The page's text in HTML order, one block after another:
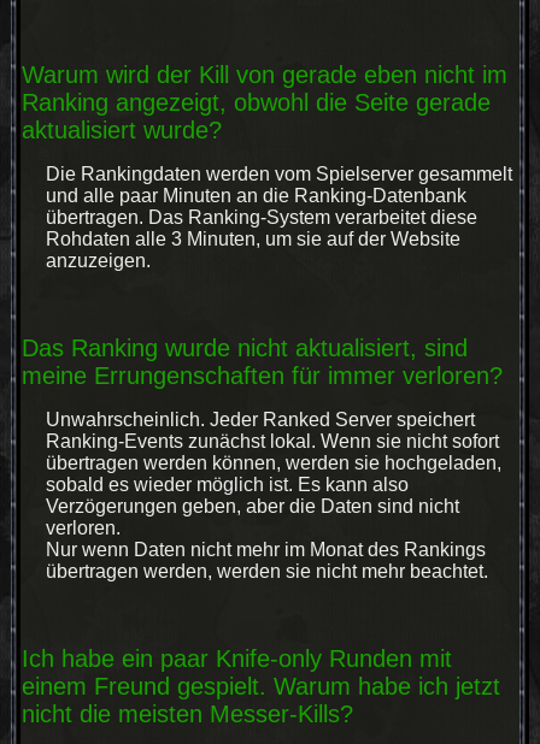
Warum wird der Kill von gerade eben nicht im
Ranking angezeigt, obwohl die Seite gerade
aktualisiert wurde?
Die Rankingdaten werden vom Spielserver gesammelt
und alle paar Minuten an die Ranking-Datenbank
übertragen. Das Ranking-System verarbeitet diese
Rohdaten alle 3 Minuten, um sie auf der Website
anzuzeigen.
Das Ranking wurde nicht aktualisiert, sind
meine Errungenschaften für immer verloren?
Unwahrscheinlich. Jeder Ranked Server speichert
Ranking-Events zunächst lokal. Wenn sie nicht sofort
übertragen werden können, werden sie hochgeladen,
sobald es wieder möglich ist. Es kann also
Verzögerungen geben, aber die Daten sind nicht
verloren.
Nur wenn Daten nicht mehr im Monat des Rankings
übertragen werden, werden sie nicht mehr beachtet.
Ich habe ein paar Knife-only Runden mit
einem Freund gespielt. Warum habe ich jetzt
nicht die meisten Messer-Kills?